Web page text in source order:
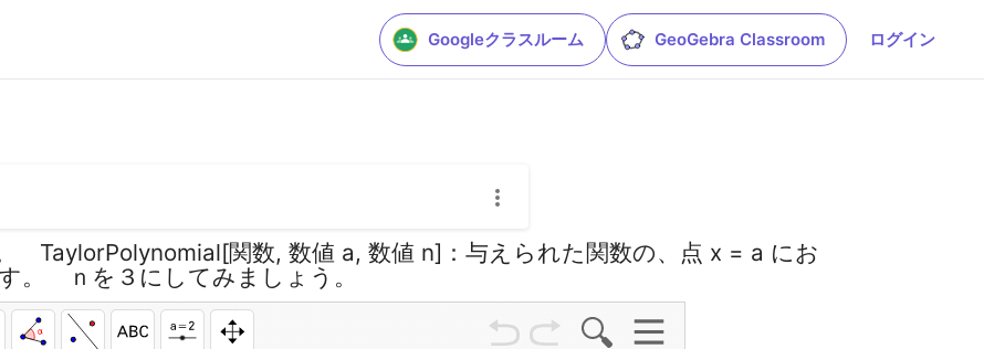
Googleクラスルーム GeoGebra Classroom ログイン
TaylorPolynomial[関数, 数値 a, 数値 n]：与えられた関数の、点 x = a にお
。 ｎを３にしてみましょう。